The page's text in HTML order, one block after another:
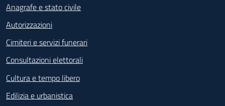
Anagrafe e stato civile
Autorizzazioni
Cimiteri e servizi funerari
Consultazioni elettorali
Cultura e tempo libero
Edilizia e urbanistica